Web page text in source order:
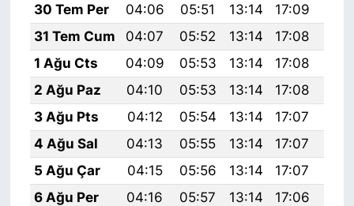
30 Tem Per
04:06 05:51 13:14 17:09
31 Tem Cum
04:07 05:52 13:14 17:08
1 Ağu Cts
04:09 05:53 13:14 17:08
2 Ağu Paz
04:10 05:53 13:14 17:08
3 Ağu Pts
04:12 05:54 13:14 17:07
4 Ağu Sal
04:13 05:55 13:14 17:07
5 Ağu Çar
04:15 05:56 13:14 17:07
6 Ağu Per
04:16 05:57 13:14 17:06